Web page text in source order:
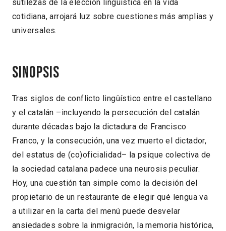
sutilezas de la elección lingüística en la vida
cotidiana, arrojará luz sobre cuestiones más amplias y
universales.
Sinopsis
Tras siglos de conflicto lingüístico entre el castellano
y el catalán –incluyendo la persecución del catalán
durante décadas bajo la dictadura de Francisco
Franco, y la consecución, una vez muerto el dictador,
del estatus de (co)oficialidad– la psique colectiva de
la sociedad catalana padece una neurosis peculiar.
Hoy, una cuestión tan simple como la decisión del
propietario de un restaurante de elegir qué lengua va
a utilizar en la carta del menú puede desvelar
ansiedades sobre la inmigración, la memoria histórica,